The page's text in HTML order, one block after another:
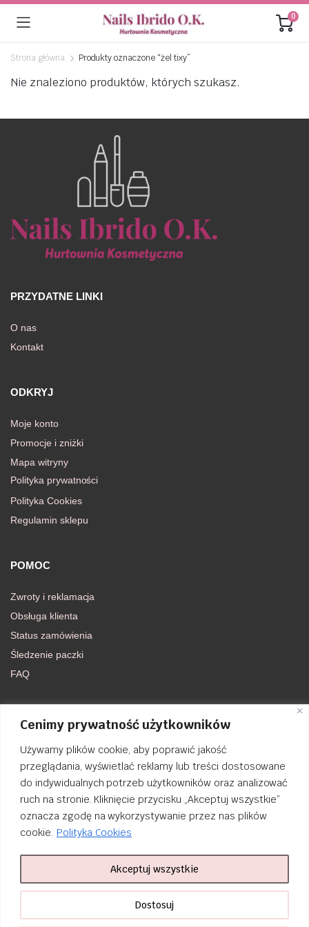
Cenimy prywatność użytkowników
Używamy plików cookie, aby poprawić jakość
przeglądania, wyświetlać reklamy lub treści dostosowane
do indywidualnych potrzeb użytkowników oraz analizować
ruch na stronie. Kliknięcie przycisku „Akceptuj wszystkie”
oznacza zgodę na wykorzystywanie przez nas plików
cookie. Polityka Cookies
Dostosuj
Akceptuj wszystkie
0
Strona główna Produkty oznaczone “żel tixy”
Nie znaleziono produktów, których szukasz.
PRZYDATNE LINKI
O nas
Kontakt
ODKRYJ
Moje konto
Promocje i zniżki
Mapa witryny
Polityka prywatności
Polityka Cookies
Regulamin sklepu
POMOC
Zwroty i reklamacja
Obsługa klienta
Status zamówienia
Śledzenie paczki
FAQ
DOŁĄCZ DO NAS
FACEBOOK
INSTAGRAM
nailsibrido.pl Copyright © 2024BSK Media– Part ofBSK Group. All